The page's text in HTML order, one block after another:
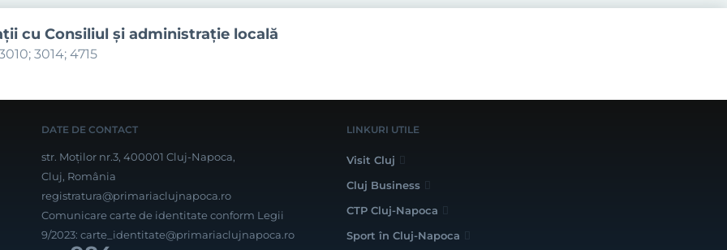
cu Consiliul şi administraţie locală
3014; 4715
DATE DE CONTACT
str. Moților nr.3, 400001 Cluj-Napoca,
Cluj, România
registratura@primariaclujnapoca.ro
Comunicare carte de identitate conform Legii
9/2023: carte_identitate@primariaclujnapoca.ro
LINKURI UTILE
Visit Cluj
Cluj Business
CTP Cluj-Napoca
Sport în Cluj-Napoca